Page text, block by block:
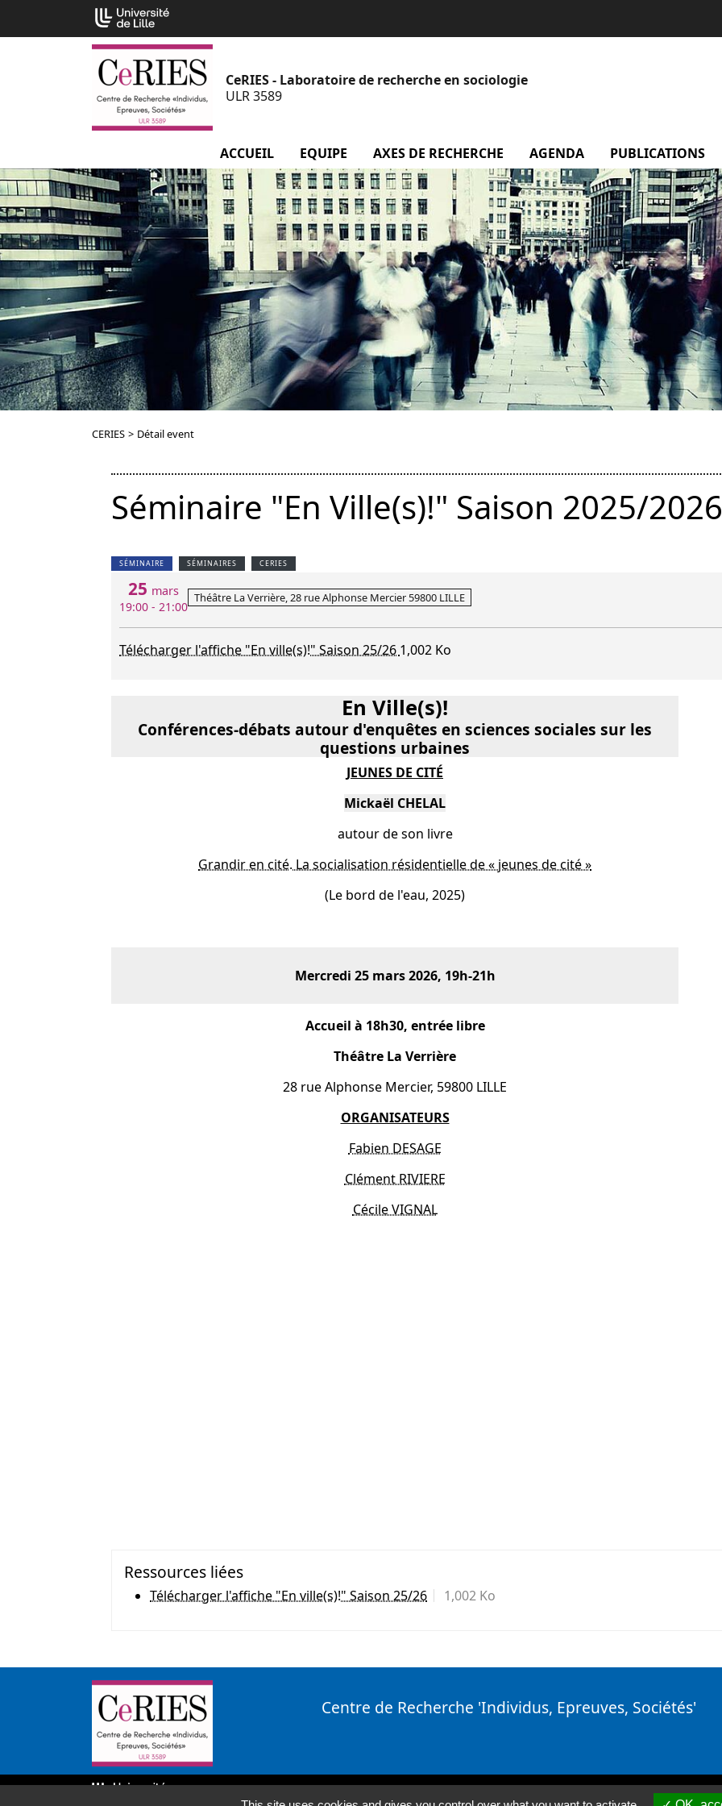
CeRIES - Laboratoire de recherche en sociologie
ULR 3589
ACCUEIL EQUIPE menu Equipe
AXES DE RECHERCHE AGENDA menu Agenda
PUBLICATIONS
CERIES > Détail event
Séminaire "En Ville(s)!" Saison 2025/2026
SÉMINAIRE SÉMINAIRES CERIES
25 mars
19:00 - 21:00
Théâtre La Verrière, 28 rue Alphonse Mercier 59800 LILLE
Télécharger l'affiche "En ville(s)!" Saison 25/26 1,002 Ko
En Ville(s)!
Conférences-débats autour d'enquêtes en sciences sociales sur les
questions urbaines
JEUNES DE CITÉ
Mickaël CHELAL
autour de son livre
Grandir en cité. La socialisation résidentielle de « jeunes de cité »
(Le bord de l'eau, 2025)
Mercredi 25 mars 2026, 19h-21h
Accueil à 18h30, entrée libre
Théâtre La Verrière
28 rue Alphonse Mercier, 59800 LILLE
ORGANISATEURS
Fabien DESAGE
Clément RIVIERE
Cécile VIGNAL
Ressources liées
Télécharger l'affiche "En ville(s)!" Saison 25/26 1,002 Ko
Centre de Recherche 'Individus, Epreuves, Sociétés'
Cookies management panel